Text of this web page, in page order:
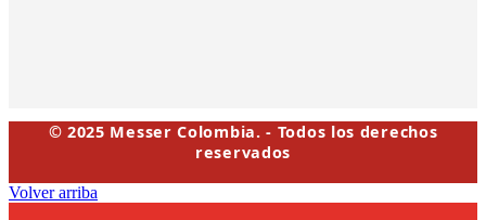
© 2025 Messer Colombia. - Todos los derechos
reservados
Volver arriba